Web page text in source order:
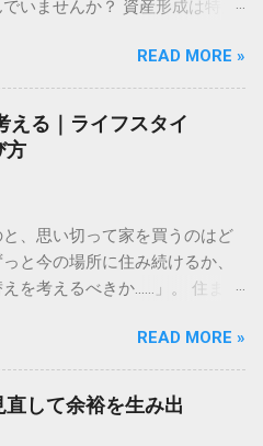
いませんか？ 資産形成は特別
ったペースで長く続けること
をこれから始める方に向け
と、無理なく続けるための考
。 資産運用はなぜ必要なのか
はないの？」と考えがちです
豊かな生活を送るための「守
「お金を増やすこと」だけでは
フイベント（結婚、住宅購
資金を確保し、人生の選択肢
けで資産を管理していると、
購買力が低下してしまう可能
ために、いつまでに、いくら
から始めましょう。具体的な
READ MORE »
える｜ライフスタイ
方
と、思い切って家を買うのはど
と今の場所に住み続けるか、
を考えるべきか……」。 住まい
く影響するからこそ、慎重に
し、周囲の意見や世間の常識
にとって最適な選択を見失っ
なのは、損得勘定だけで決め
READ MORE »
して余裕を生み出